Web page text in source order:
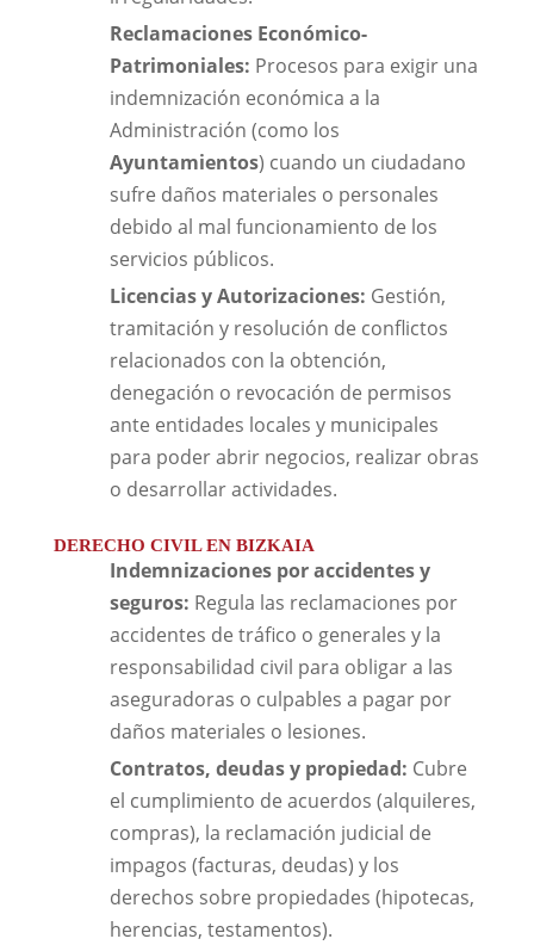
Reclamaciones Económico-
Patrimoniales: Procesos para exigir una
indemnización económica a la
Administración (como los
Ayuntamientos) cuando un ciudadano
sufre daños materiales o personales
debido al mal funcionamiento de los
servicios públicos.
Licencias y Autorizaciones: Gestión,
tramitación y resolución de conflictos
relacionados con la obtención,
denegación o revocación de permisos
ante entidades locales y municipales
para poder abrir negocios, realizar obras
o desarrollar actividades.
DERECHO CIVIL EN BIZKAIA
Indemnizaciones por accidentes y
seguros: Regula las reclamaciones por
accidentes de tráfico o generales y la
responsabilidad civil para obligar a las
aseguradoras o culpables a pagar por
daños materiales o lesiones.
Contratos, deudas y propiedad: Cubre
el cumplimiento de acuerdos (alquileres,
compras), la reclamación judicial de
impagos (facturas, deudas) y los
derechos sobre propiedades (hipotecas,
herencias, testamentos).